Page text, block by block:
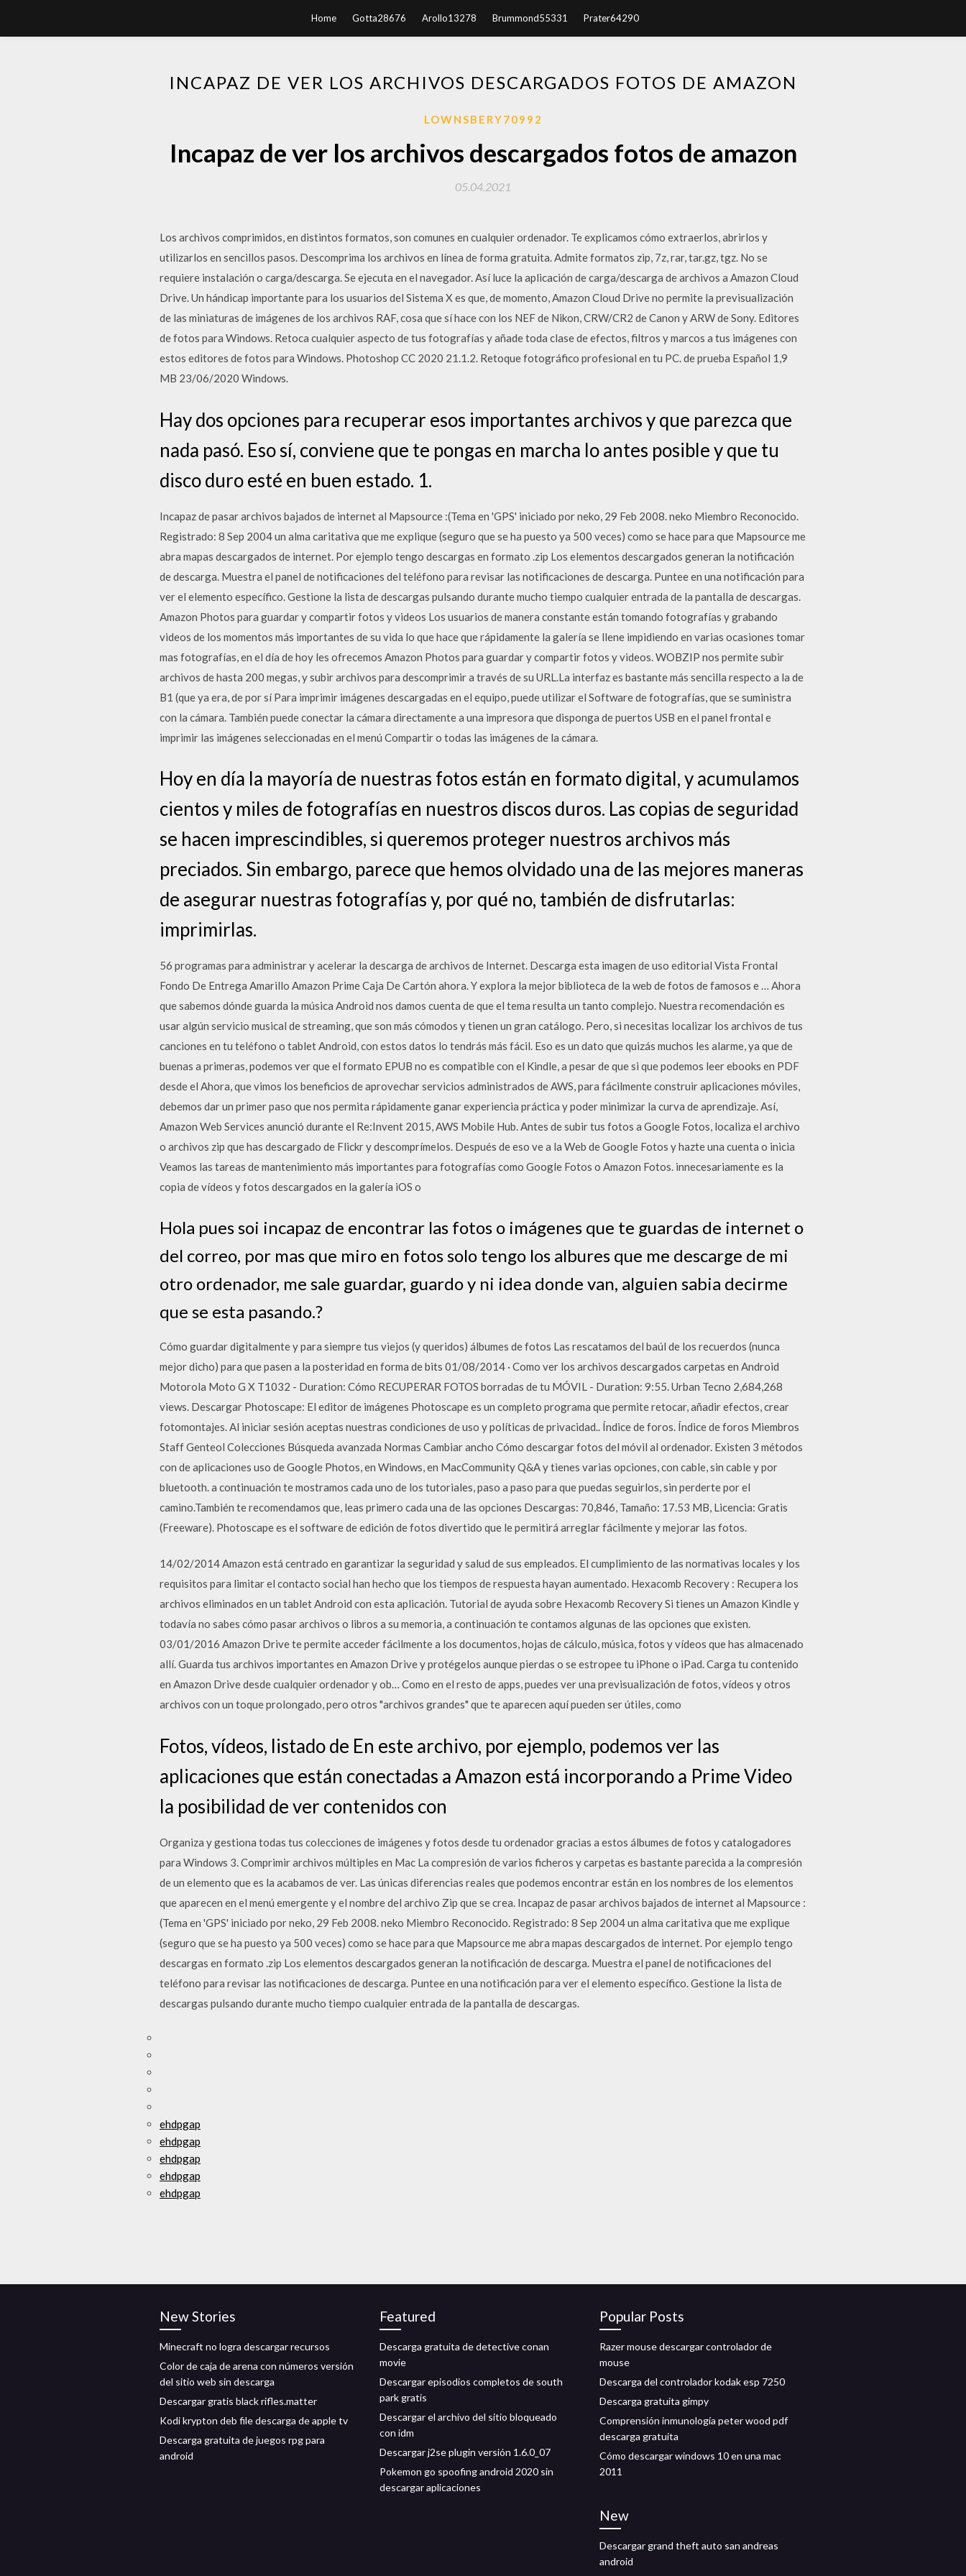
Home Gotta28676 Arollo13278 Brummond55331 Prater64290
INCAPAZ DE VER LOS ARCHIVOS DESCARGADOS FOTOS DE AMAZON
LOWNSBERY70992
Incapaz de ver los archivos descargados fotos de amazon
05.04.2021
Los archivos comprimidos, en distintos formatos, son comunes en cualquier ordenador. Te explicamos cómo extraerlos, abrirlos y
utilizarlos en sencillos pasos. Descomprima los archivos en línea de forma gratuita. Admite formatos zip, 7z, rar, tar.gz, tgz. No se
requiere instalación o carga/descarga. Se ejecuta en el navegador. Así luce la aplicación de carga/descarga de archivos a Amazon Cloud
Drive. Un hándicap importante para los usuarios del Sistema X es que, de momento, Amazon Cloud Drive no permite la previsualización
de las miniaturas de imágenes de los archivos RAF, cosa que sí hace con los NEF de Nikon, CRW/CR2 de Canon y ARW de Sony. Editores
de fotos para Windows. Retoca cualquier aspecto de tus fotografías y añade toda clase de efectos, filtros y marcos a tus imágenes con
estos editores de fotos para Windows. Photoshop CC 2020 21.1.2. Retoque fotográfico profesional en tu PC. de prueba Español 1,9
MB 23/06/2020 Windows.
Hay dos opciones para recuperar esos importantes archivos y que parezca que
nada pasó. Eso sí, conviene que te pongas en marcha lo antes posible y que tu
disco duro esté en buen estado. 1.
Incapaz de pasar archivos bajados de internet al Mapsource :(Tema en 'GPS' iniciado por neko, 29 Feb 2008. neko Miembro Reconocido.
Registrado: 8 Sep 2004 un alma caritativa que me explique (seguro que se ha puesto ya 500 veces) como se hace para que Mapsource me
abra mapas descargados de internet. Por ejemplo tengo descargas en formato .zip Los elementos descargados generan la notificación
de descarga. Muestra el panel de notificaciones del teléfono para revisar las notificaciones de descarga. Puntee en una notificación para
ver el elemento específico. Gestione la lista de descargas pulsando durante mucho tiempo cualquier entrada de la pantalla de descargas.
Amazon Photos para guardar y compartir fotos y videos Los usuarios de manera constante están tomando fotografías y grabando
videos de los momentos más importantes de su vida lo que hace que rápidamente la galería se llene impidiendo en varias ocasiones tomar
mas fotografías, en el día de hoy les ofrecemos Amazon Photos para guardar y compartir fotos y videos. WOBZIP nos permite subir
archivos de hasta 200 megas, y subir archivos para descomprimir a través de su URL.La interfaz es bastante más sencilla respecto a la de
B1 (que ya era, de por sí Para imprimir imágenes descargadas en el equipo, puede utilizar el Software de fotografías, que se suministra
con la cámara. También puede conectar la cámara directamente a una impresora que disponga de puertos USB en el panel frontal e
imprimir las imágenes seleccionadas en el menú Compartir o todas las imágenes de la cámara.
Hoy en día la mayoría de nuestras fotos están en formato digital, y acumulamos
cientos y miles de fotografías en nuestros discos duros. Las copias de seguridad
se hacen imprescindibles, si queremos proteger nuestros archivos más
preciados. Sin embargo, parece que hemos olvidado una de las mejores maneras
de asegurar nuestras fotografías y, por qué no, también de disfrutarlas:
imprimirlas.
56 programas para administrar y acelerar la descarga de archivos de Internet. Descarga esta imagen de uso editorial Vista Frontal
Fondo De Entrega Amarillo Amazon Prime Caja De Cartón ahora. Y explora la mejor biblioteca de la web de fotos de famosos e … Ahora
que sabemos dónde guarda la música Android nos damos cuenta de que el tema resulta un tanto complejo. Nuestra recomendación es
usar algún servicio musical de streaming, que son más cómodos y tienen un gran catálogo. Pero, si necesitas localizar los archivos de tus
canciones en tu teléfono o tablet Android, con estos datos lo tendrás más fácil. Eso es un dato que quizás muchos les alarme, ya que de
buenas a primeras, podemos ver que el formato EPUB no es compatible con el Kindle, a pesar de que si que podemos leer ebooks en PDF
desde el Ahora, que vimos los beneficios de aprovechar servicios administrados de AWS, para fácilmente construir aplicaciones móviles,
debemos dar un primer paso que nos permita rápidamente ganar experiencia práctica y poder minimizar la curva de aprendizaje. Así,
Amazon Web Services anunció durante el Re:Invent 2015, AWS Mobile Hub. Antes de subir tus fotos a Google Fotos, localiza el archivo
o archivos zip que has descargado de Flickr y descomprímelos. Después de eso ve a la Web de Google Fotos y hazte una cuenta o inicia
Veamos las tareas de mantenimiento más importantes para fotografías como Google Fotos o Amazon Fotos. innecesariamente es la
copia de vídeos y fotos descargados en la galería iOS o
Hola pues soi incapaz de encontrar las fotos o imágenes que te guardas de internet o
del correo, por mas que miro en fotos solo tengo los albures que me descarge de mi
otro ordenador, me sale guardar, guardo y ni idea donde van, alguien sabia decirme
que se esta pasando.?
Cómo guardar digitalmente y para siempre tus viejos (y queridos) álbumes de fotos Las rescatamos del baúl de los recuerdos (nunca
mejor dicho) para que pasen a la posteridad en forma de bits 01/08/2014 · Como ver los archivos descargados carpetas en Android
Motorola Moto G X T1032 - Duration: Cómo RECUPERAR FOTOS borradas de tu MÓVIL - Duration: 9:55. Urban Tecno 2,684,268
views. Descargar Photoscape: El editor de imágenes Photoscape es un completo programa que permite retocar, añadir efectos, crear
fotomontajes. Al iniciar sesión aceptas nuestras condiciones de uso y políticas de privacidad.. Índice de foros. Índice de foros Miembros
Staff Genteol Colecciones Búsqueda avanzada Normas Cambiar ancho Cómo descargar fotos del móvil al ordenador. Existen 3 métodos
con de aplicaciones uso de Google Photos, en Windows, en MacCommunity Q&A y tienes varias opciones, con cable, sin cable y por
bluetooth. a continuación te mostramos cada uno de los tutoriales, paso a paso para que puedas seguirlos, sin perderte por el
camino.También te recomendamos que, leas primero cada una de las opciones Descargas: 70,846, Tamaño: 17.53 MB, Licencia: Gratis
(Freeware). Photoscape es el software de edición de fotos divertido que le permitirá arreglar fácilmente y mejorar las fotos.
14/02/2014 Amazon está centrado en garantizar la seguridad y salud de sus empleados. El cumplimiento de las normativas locales y los
requisitos para limitar el contacto social han hecho que los tiempos de respuesta hayan aumentado. Hexacomb Recovery : Recupera los
archivos eliminados en un tablet Android con esta aplicación. Tutorial de ayuda sobre Hexacomb Recovery Si tienes un Amazon Kindle y
todaví­a no sabes cómo pasar archivos o libros a su memoria, a continuación te contamos algunas de las opciones que existen.
03/01/2016 ‎Amazon Drive te permite acceder fácilmente a los documentos, hojas de cálculo, música, fotos y vídeos que has almacenado
allí. Guarda tus archivos importantes en Amazon Drive y protégelos aunque pierdas o se estropee tu iPhone o iPad. Carga tu contenido
en Amazon Drive desde cualquier ordenador y ob… Como en el resto de apps, puedes ver una previsualización de fotos, vídeos y otros
archivos con un toque prolongado, pero otros "archivos grandes" que te aparecen aquí pueden ser útiles, como
Fotos, vídeos, listado de En este archivo, por ejemplo, podemos ver las
aplicaciones que están conectadas a Amazon está incorporando a Prime Video
la posibilidad de ver contenidos con
Organiza y gestiona todas tus colecciones de imágenes y fotos desde tu ordenador gracias a estos álbumes de fotos y catalogadores
para Windows 3. Comprimir archivos múltiples en Mac La compresión de varios ficheros y carpetas es bastante parecida a la compresión
de un elemento que es la acabamos de ver. Las únicas diferencias reales que podemos encontrar están en los nombres de los elementos
que aparecen en el menú emergente y el nombre del archivo Zip que se crea. Incapaz de pasar archivos bajados de internet al Mapsource :
(Tema en 'GPS' iniciado por neko, 29 Feb 2008. neko Miembro Reconocido. Registrado: 8 Sep 2004 un alma caritativa que me explique
(seguro que se ha puesto ya 500 veces) como se hace para que Mapsource me abra mapas descargados de internet. Por ejemplo tengo
descargas en formato .zip Los elementos descargados generan la notificación de descarga. Muestra el panel de notificaciones del
teléfono para revisar las notificaciones de descarga. Puntee en una notificación para ver el elemento específico. Gestione la lista de
descargas pulsando durante mucho tiempo cualquier entrada de la pantalla de descargas.
ehdpgap
ehdpgap
ehdpgap
ehdpgap
ehdpgap
New Stories
Minecraft no logra descargar recursos
Color de caja de arena con números versión
del sitio web sin descarga
Descargar gratis black rifles.matter
Kodi krypton deb file descarga de apple tv
Descarga gratuita de juegos rpg para
android
Featured
Descarga gratuita de detective conan
movie
Descargar episodios completos de south
park gratis
Descargar el archivo del sitio bloqueado
con idm
Descargar j2se plugin versión 1.6.0_07
Pokemon go spoofing android 2020 sin
descargar aplicaciones
Popular Posts
Razer mouse descargar controlador de
mouse
Descarga del controlador kodak esp 7250
Descarga gratuita gimpy
Comprensión inmunología peter wood pdf
descarga gratuita
Cómo descargar windows 10 en una mac
2011
New
Descargar grand theft auto san andreas
android